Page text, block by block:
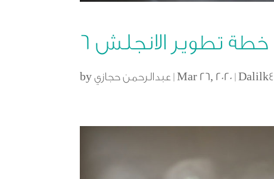
خطة تطوير الانجلش ٦
byعبدالرحمن حجازي|Mar 26, 2020 |